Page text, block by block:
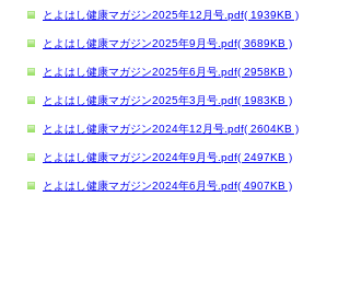
とよはし健康マガジン2025年12月号.pdf( 1939KB )
とよはし健康マガジン2025年9月号.pdf( 3689KB )
とよはし健康マガジン2025年6月号.pdf( 2958KB )
とよはし健康マガジン2025年3月号.pdf( 1983KB )
とよはし健康マガジン2024年12月号.pdf( 2604KB )
とよはし健康マガジン2024年9月号.pdf( 2497KB )
とよはし健康マガジン2024年6月号.pdf( 4907KB )